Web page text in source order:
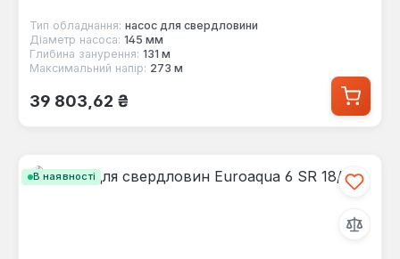
Тип обладнання: насос для свердловини
Діаметр насоса: 145 мм
Глибина занурення: 131 м
Максимальний напір: 273 м
Звичайна ціна:
39 803,62 ₴
В наявності